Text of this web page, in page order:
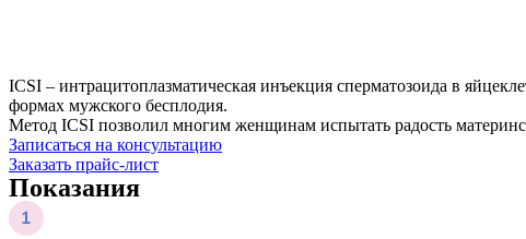
ICSI – интрацитоплазматическая инъекция сперматозоида в
формах мужского бесплодия.
Метод ICSI позволил многим женщинам испытать радость
Записаться на консультацию
Заказать прайс-лист
Показания